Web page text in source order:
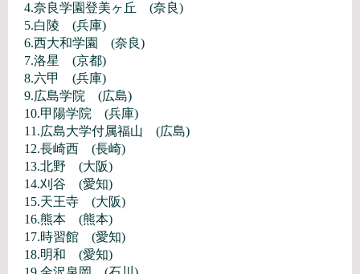
4.奈良学園登美ヶ丘 (奈良)
5.白陵 (兵庫)
6.西大和学園 (奈良)
7.洛星 (京都)
8.六甲 (兵庫)
9.広島学院 (広島)
10.甲陽学院 (兵庫)
11.広島大学付属福山 (広島)
12.長崎西 (長崎)
13.北野 (大阪)
14.刈谷 (愛知)
15.天王寺 (大阪)
16.熊本 (熊本)
17.時習館 (愛知)
18.明和 (愛知)